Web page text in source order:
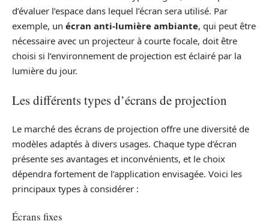
d’évaluer l’espace dans lequel l’écran sera utilisé. Par
exemple, un écran anti-lumière ambiante, qui peut être
nécessaire avec un projecteur à courte focale, doit être
choisi si l’environnement de projection est éclairé par la
lumière du jour.
Les différents types d’écrans de projection
Le marché des écrans de projection offre une diversité de
modèles adaptés à divers usages. Chaque type d’écran
présente ses avantages et inconvénients, et le choix
dépendra fortement de l’application envisagée. Voici les
principaux types à considérer :
Écrans fixes